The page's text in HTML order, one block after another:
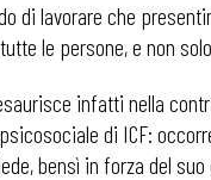
di lavorare che
le persone, e non
infatti nella
di ICF:
bensì in forza del